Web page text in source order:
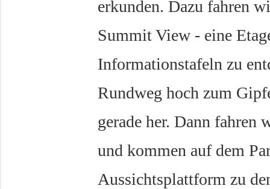
erkunden. Dazu fahren
Summit View - eine
Informationstafeln zu
Rundweg hoch zum
gerade her. Dann fahren
und kommen auf dem
Aussichtsplattform zu